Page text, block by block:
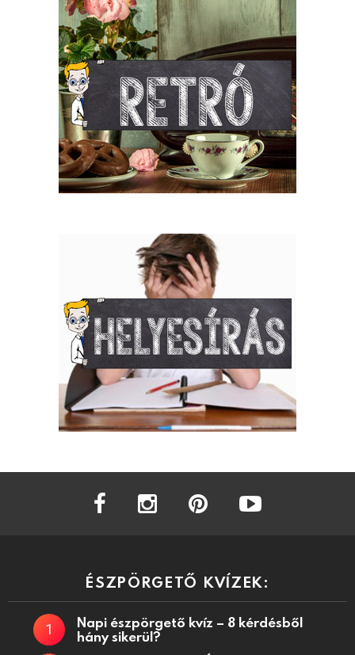
facebook instagram
ÉSZPÖRGETŐ KVÍZEK:
Napi észpörgető kvíz – 8 kérdésből
hány sikerül?